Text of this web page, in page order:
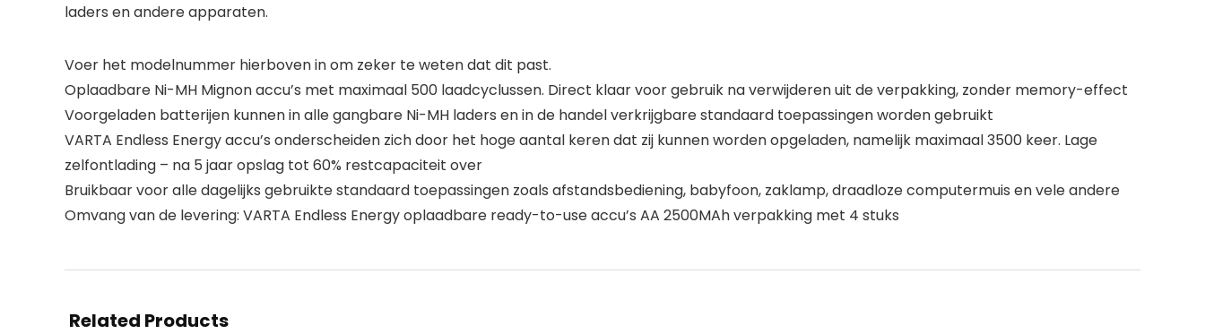
laders en andere apparaten.
Voer het modelnummer hierboven in om zeker te weten dat dit past.
Oplaadbare Ni-MH Mignon accu’s met maximaal 500 laadcyclussen. Direct klaar voor gebruik na verwijderen uit de verpakking, zonder memory-effect
Voorgeladen batterijen kunnen in alle gangbare Ni-MH laders en in de handel verkrijgbare standaard toepassingen worden gebruikt
VARTA Endless Energy accu’s onderscheiden zich door het hoge aantal keren dat zij kunnen worden opgeladen, namelijk maximaal 3500 keer. Lage
zelfontlading – na 5 jaar opslag tot 60% restcapaciteit over
Bruikbaar voor alle dagelijks gebruikte standaard toepassingen zoals afstandsbediening, babyfoon, zaklamp, draadloze computermuis en vele andere
Omvang van de levering: VARTA Endless Energy oplaadbare ready-to-use accu’s AA 2500MAh verpakking met 4 stuks
Related Products